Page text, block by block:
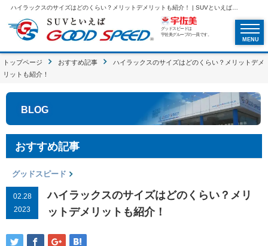
ハイラックスのサイズはどのくらい？メリットデメリットも紹介！ | SUVといえばグッドスピードGOOD SPEED
グッドスピードは
宇佐美グループの一員です。
MENU
トップページ おすすめ記事
ハイラックスのサイズはどのくらい？メリットデメ
リットも紹介！
BLOG
おすすめ記事
グッドスピード
02.28
2023
ハイラックスのサイズはどのくらい？メリ
ットデメリットも紹介！